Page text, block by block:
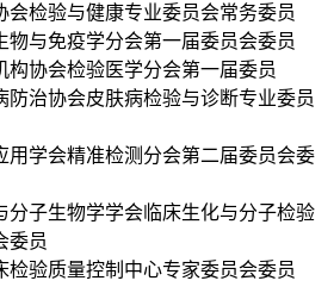
会检验与健康专业委员会常务委员
物与免疫学分会第一届委员会委员
构协会检验医学分会第一届委员
防治协会皮肤病检验与诊断专业委员
用学会精准检测分会第二届委员会委
分子生物学学会临床生化与分子检验
委员
检验质量控制中心专家委员会委员